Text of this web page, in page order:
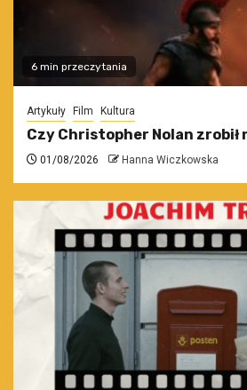
6 min przeczytania
Artykuły Film Kultura
Czy Christopher Nolan zrobił
01/08/2026 Hanna Wiczkowska